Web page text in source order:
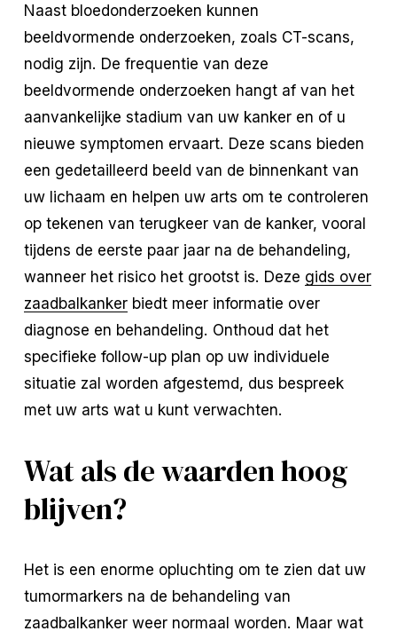
Naast bloedonderzoeken kunnen
beeldvormende onderzoeken, zoals CT-scans,
nodig zijn. De frequentie van deze
beeldvormende onderzoeken hangt af van het
aanvankelijke stadium van uw kanker en of u
nieuwe symptomen ervaart. Deze scans bieden
een gedetailleerd beeld van de binnenkant van
uw lichaam en helpen uw arts om te controleren
op tekenen van terugkeer van de kanker, vooral
tijdens de eerste paar jaar na de behandeling,
wanneer het risico het grootst is. Deze gids over
zaadbalkankerbiedt meer informatie over
diagnose en behandeling. Onthoud dat het
specifieke follow-up plan op uw individuele
situatie zal worden afgestemd, dus bespreek
met uw arts wat u kunt verwachten.
Wat als de waarden hoog
blijven?
Het is een enorme opluchting om te zien dat uw
tumormarkers na de behandeling van
zaadbalkanker weer normaal worden. Maar wat